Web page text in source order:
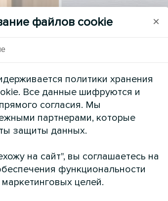
файлов cookie ×
политики хранения
Все данные шифруются и
согласия. Мы
партнерами, которые
защиты данных.
на сайт", вы соглашаетесь на
функциональности
целей.